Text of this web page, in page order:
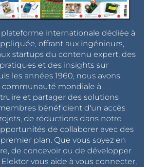
internationale dédiée à
offrant aux ingénieurs,
startups du contenu expert, des
et des insights sur
les années 1960, nous avons
mondiale à
et partager des solutions
bénéficient d'un accès
de réductions dans notre
de collaborer avec des
plan. Que vous soyez en
de concevoir ou de développer
vous aide à vous connecter,